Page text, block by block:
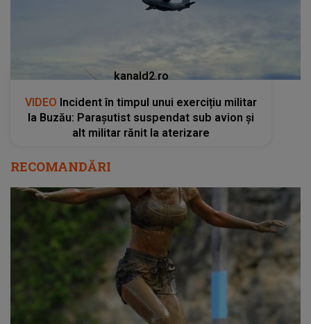
kanald2.ro
VIDEO Incident în timpul unui exercițiu militar
la Buzău: Parașutist suspendat sub avion și
alt militar rănit la aterizare
RECOMANDĂRI